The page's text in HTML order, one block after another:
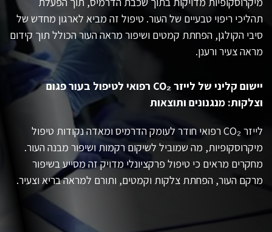
תהליכי ריפוי טבעיים של העור. טיפול זה מביא לארגון מחדש של
סיבי הקולגן, הפחתת קמטים ושיפור מראה העור הכולל תוך קידום
מראה צעיר ורענן.
יישום קליני של לייזר CO₂ רפואי לטיפול בעור פגום
וצלקות: מנגנונים ותוצאות
לייזר CO₂ רפואי חודר לעומק הדרמיס ומאדה נקודות טיפול
מיקרוסקופיות, מה שמוביל לשיקום רקמות ושיפור מבנה העור.
מחקרים מראים כי טיפול פרקציונלי מדויק זה מסייע בשיפור
מרקם העור, הפחתת צלקות וקמטים, ותורם למראה בריא וצעיר.